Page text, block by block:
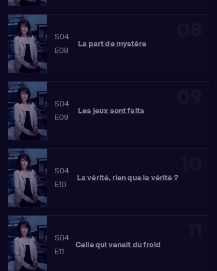
S04
E08
La part de mystère
S04
E09
Les jeux sont faits
S04
E10
La vérité, rien que la vérité ?
S04
E11
Celle qui venait du froid